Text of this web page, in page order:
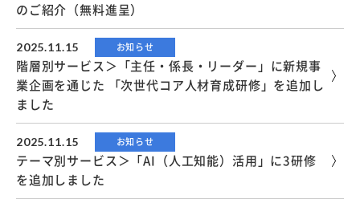
のご紹介（無料進呈）
2025.11.15 お知らせ
階層別サービス＞「主任・係長・リーダー」に新規事
業企画を通じた 「次世代コア人材育成研修」を追加し
ました
2025.11.15 お知らせ
テーマ別サービス＞「AI（人工知能）活用」に3研修
を追加しました